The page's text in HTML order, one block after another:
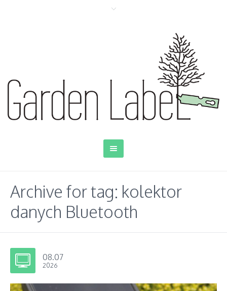
Archive for tag: kolektor
danych Bluetooth
08.07
2026